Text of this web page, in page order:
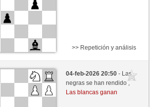
(1656) (+18)
(1708) (-18)
+ 0 seconds/move
>> Repetición y análisis
04-feb-2026 20:50- Las
negras se han rendido ,
Las blancas ganan